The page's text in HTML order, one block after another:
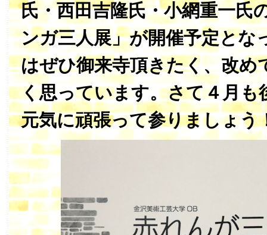
氏・西田吉隆氏・小網重一氏
ンガ三人展」が開催予定とな
はぜひ御来寺頂きたく、改め
く思っています。さて４月も
元気に頑張って参りましょう